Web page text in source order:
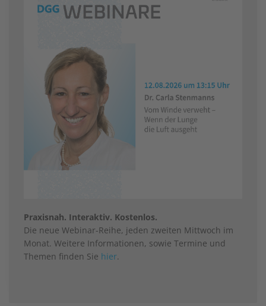
Praxisnah. Interaktiv. Kostenlos.
Die neue Webinar-Reihe, jeden zweiten Mittwoch im
Monat. Weitere Informationen, sowie Termine und
Themen finden Sie hier.